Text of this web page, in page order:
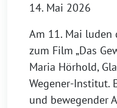
14. Mai 2026
Am 11. Mai luden
zum Film „Das
Maria Hörhold,
Wegener-Institut.
und bewegender